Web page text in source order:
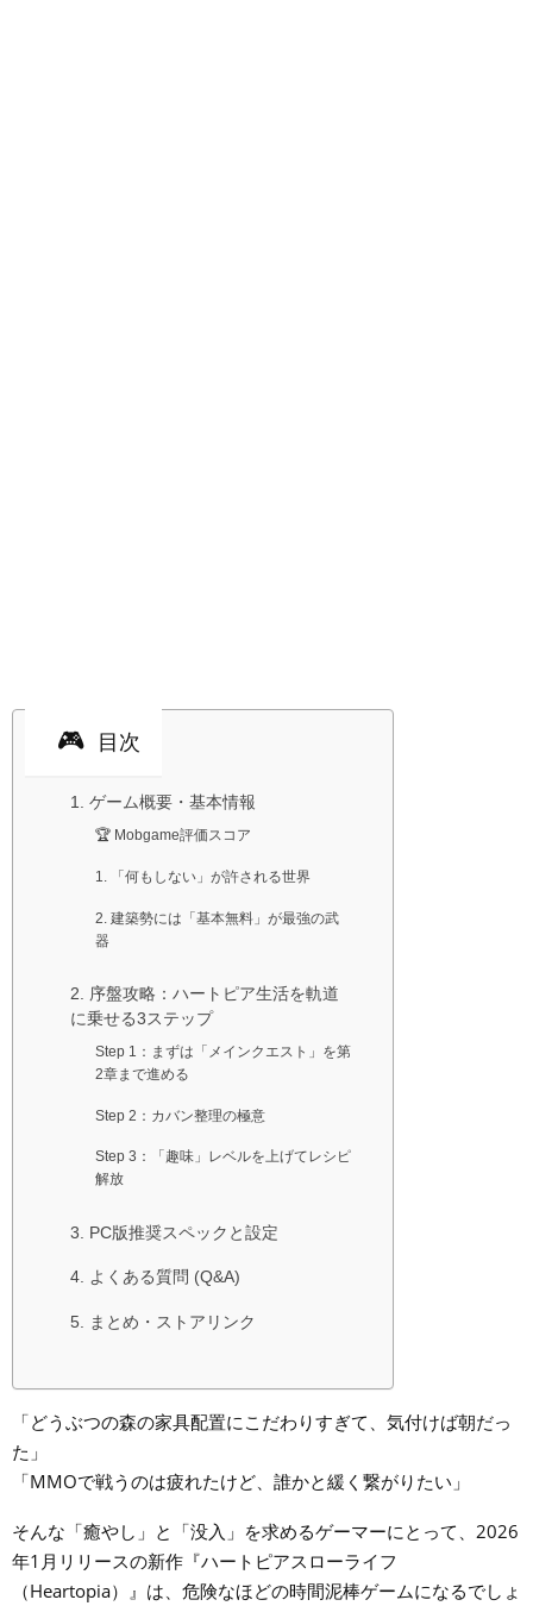
目次
1. ゲーム概要・基本情報
🏆 Mobgame評価スコア
1. 「何もしない」が許される世界
2. 建築勢には「基本無料」が最強の武
器
2. 序盤攻略：ハートピア生活を軌道
に乗せる3ステップ
Step 1：まずは「メインクエスト」を第
2章まで進める
Step 2：カバン整理の極意
Step 3：「趣味」レベルを上げてレシピ
解放
3. PC版推奨スペックと設定
4. よくある質問 (Q&A)
5. まとめ・ストアリンク
「どうぶつの森の家具配置にこだわりすぎて、気付けば朝だっ
た」
「MMOで戦うのは疲れたけど、誰かと緩く繋がりたい」
そんな「癒やし」と「没入」を求めるゲーマーにとって、2026
年1月リリースの新作『ハートピアスローライフ
（Heartopia）』は、危険なほどの時間泥棒ゲームになるでしょ